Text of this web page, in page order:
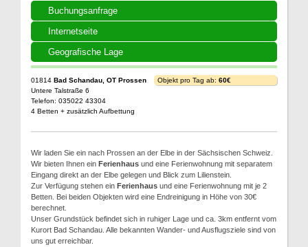
Buchungsanfrage
Internetseite
Geografische Lage
01814 Bad Schandau, OT Prossen
Untere Talstraße 6
Telefon: 035022 43304
4 Betten + zusätzlich Aufbettung
Objekt pro Tag ab: 60€
Wir laden Sie ein nach Prossen an der Elbe in der Sächsischen Schweiz.
Wir bieten Ihnen ein Ferienhaus und eine Ferienwohnung mit separatem
Eingang direkt an der Elbe gelegen und Blick zum Lilienstein.
Zur Verfügung stehen ein Ferienhaus und eine Ferienwohnung mit je 2
Betten. Bei beiden Objekten wird eine Endreinigung in Höhe von 30€
berechnet.
Unser Grundstück befindet sich in ruhiger Lage und ca. 3km entfernt vom
Kurort Bad Schandau. Alle bekannten Wander- und Ausflugsziele sind von
uns gut erreichbar.